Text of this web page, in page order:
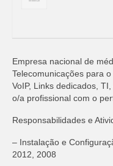
Empresa nacional de
Telecomunicações para
VoIP, Links dedicados,
o/a profissional com o
Responsabilidades e
– Instalação e
2012, 2008